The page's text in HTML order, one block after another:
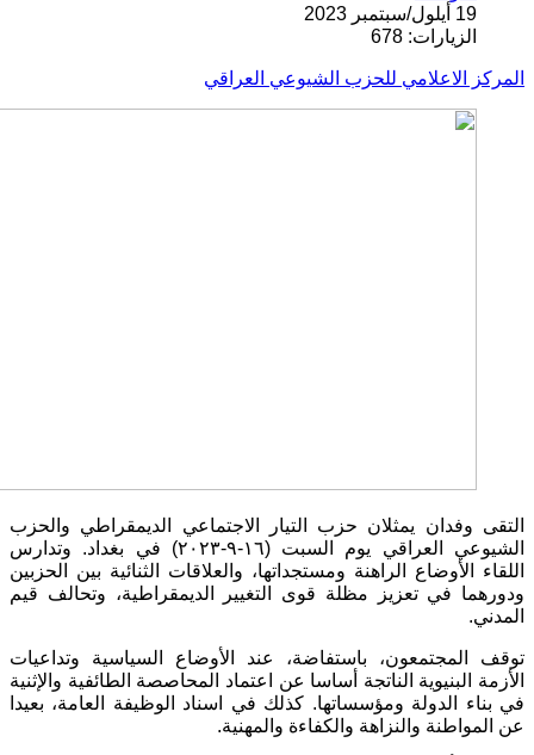
19 أيلول/سبتمبر 2023
الزيارات: 678
المركز الاعلامي للحزب الشيوعي العراقي
التقى وفدان يمثلان حزب التيار الاجتماعي الديمقراطي والحزب
الشيوعي العراقي يوم السبت (١٦-٩-٢٠٢٣) في بغداد. وتدارس
اللقاء الأوضاع الراهنة ومستجداتها، والعلاقات الثنائية بين الحزبين
ودورهما في تعزيز مظلة قوى التغيير الديمقراطية، وتحالف قيم
المدني.
توقف المجتمعون، باستفاضة، عند الأوضاع السياسية وتداعيات
الأزمة البنيوية الناتجة أساسا عن اعتماد المحاصصة الطائفية والإثنية
في بناء الدولة ومؤسساتها. كذلك في اسناد الوظيفة العامة، بعيدا
عن المواطنة والنزاهة والكفاءة والمهنية.